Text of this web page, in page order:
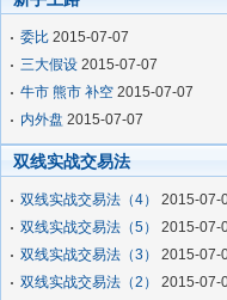
委比 2015-07-07
三大假设 2015-07-07
牛市 熊市 补空 2015-07-07
内外盘 2015-07-07
双线实战交易法
双线实战交易法（4）
2015-07-
双线实战交易法（5）
2015-07-
双线实战交易法（3）
2015-07-
双线实战交易法（2）
2015-07-